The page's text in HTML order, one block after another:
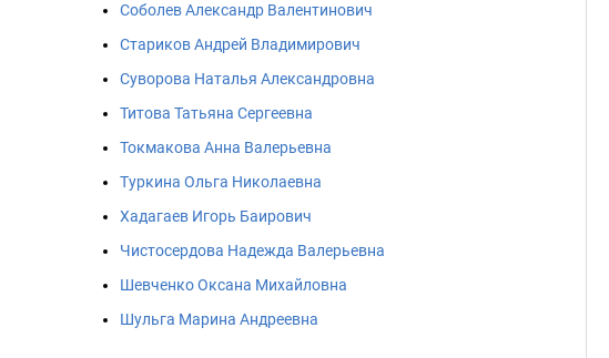
Соболев Александр Валентинович
Стариков Андрей Владимирович
Суворова Наталья Александровна
Титова Татьяна Сергеевна
Токмакова Анна Валерьевна
Туркина Ольга Николаевна
Хадагаев Игорь Баирович
Чистосердова Надежда Валерьевна
Шевченко Оксана Михайловна
Шульга Марина Андреевна